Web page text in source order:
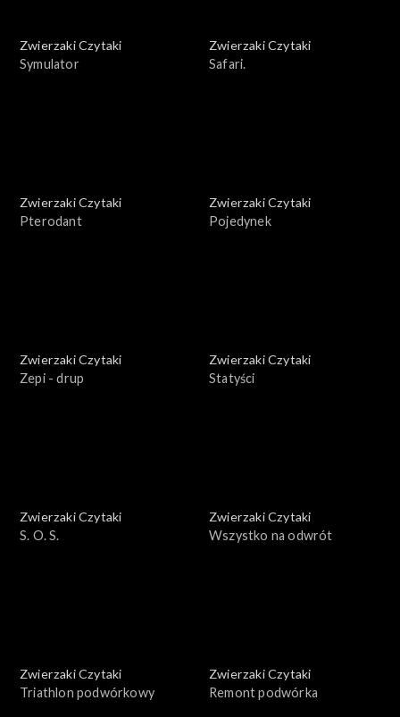
Zwierzaki Czytaki
Symulator
Zwierzaki Czytaki
Safari.
Zwierzaki Czytaki
Pterodant
Zwierzaki Czytaki
Pojedynek
Zwierzaki Czytaki
Zepi - drup
Zwierzaki Czytaki
Statyści
Zwierzaki Czytaki
S. O. S.
Zwierzaki Czytaki
Wszystko na odwrót
Zwierzaki Czytaki
Triathlon podwórkowy
Zwierzaki Czytaki
Remont podwórka